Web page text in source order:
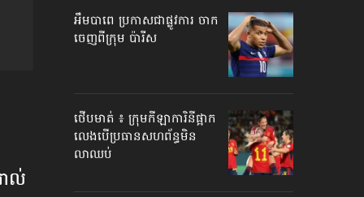
ល់
អឹមបាពេ ប្រកាសជាផ្លូវការ ចាក
ចេញពីក្រុម ប៉ារីស
ថើបមាត់ ៖ ក្រុមកីឡាការិនី​ផ្អាក
លេង​​បើប្រធានសហព័ន្ធ​មិន
លាឈប់